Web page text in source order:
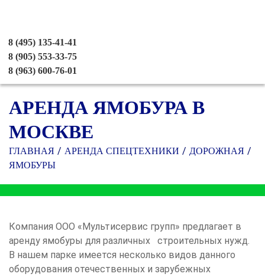
8 (495) 135-41-41
8 (905) 553-33-75
8 (963) 600-76-01
АРЕНДА ЯМОБУРА В
МОСКВЕ
ГЛАВНАЯ АРЕНДА СПЕЦТЕХНИКИ
ДОРОЖНАЯ
ЯМОБУРЫ
Компания ООО «Мультисервис групп» предлагает в
аренду ямобуры для различных строительных нужд.
В нашем парке имеется несколько видов данного
оборудования отечественных и зарубежных